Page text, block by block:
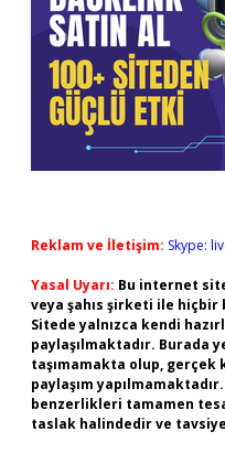
Reklam ve İletişim: Skype:
Yasal Uyarı: Bu internet
veya şahıs şirketi ile hiçbir
Sitede yalnızca kendi
paylaşılmaktadır. Burada
taşımamakta olup, gerçek
paylaşım
benzerlikleri tamamen
taslak halindedir ve